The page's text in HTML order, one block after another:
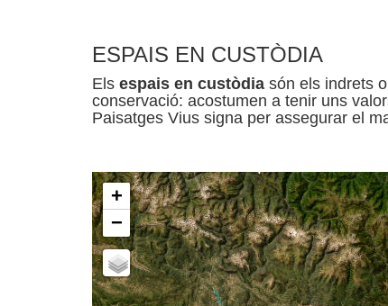
ESPAIS EN CUSTÒDIA
Els espais en custòdia són els indrets
conservació: acostumen a tenir uns
Paisatges Vius signa per assegurar el
+
−